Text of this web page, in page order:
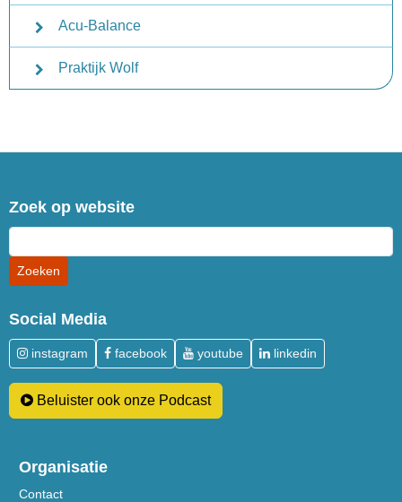
Acu-Balance
Praktijk Wolf
Zoek op website
Social Media
instagram facebook youtube linkedin
Beluister ook onze Podcast
Organisatie
Contact